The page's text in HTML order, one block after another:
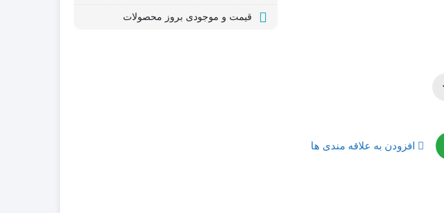
قیمت و موجودی بروز محصولات
افزودن به علاقه مندی ها